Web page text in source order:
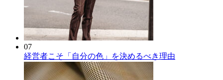
07
経営者こそ「自分の色」を決めるべき理由